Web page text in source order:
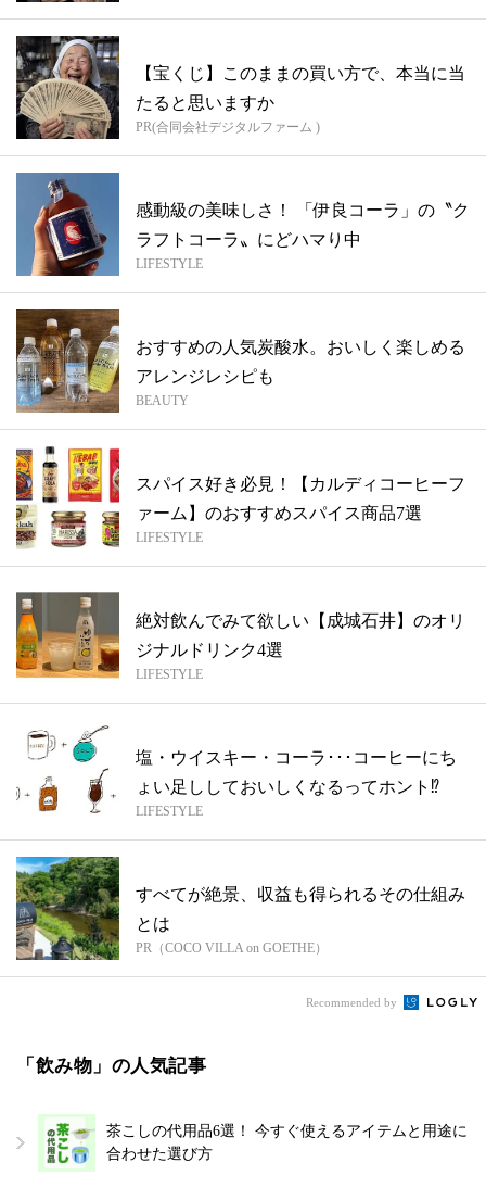
【宝くじ】このままの買い方で、本当に当
たると思いますか
PR(合同会社デジタルファーム )
感動級の美味しさ！ 「伊良コーラ」の〝ク
ラフトコーラ〟にどハマり中
LIFESTYLE
おすすめの人気炭酸水。おいしく楽しめる
アレンジレシピも
BEAUTY
スパイス好き必見！【カルディコーヒーフ
ァーム】のおすすめスパイス商品7選
LIFESTYLE
絶対飲んでみて欲しい【成城石井】のオリ
ジナルドリンク4選
LIFESTYLE
塩・ウイスキー・コーラ･･･コーヒーにち
ょい足ししておいしくなるってホント⁉
LIFESTYLE
すべてが絶景、収益も得られるその仕組み
とは
PR（COCO VILLA on GOETHE）
Recommended by
「飲み物」の人気記事
茶こしの代用品6選！ 今すぐ使えるアイテムと用途に
合わせた選び方